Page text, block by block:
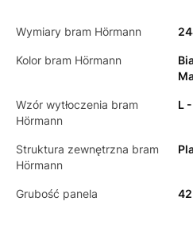
Wymiary bram Hörmann
Kolor bram Hörmann
Wzór wytłoczenia bram
Hörmann
L
Struktura zewnętrzna bram
Hörmann
Grubość panela